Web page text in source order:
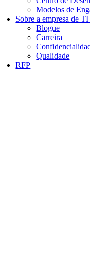
Modelos de
Sobre a empresa de
Blogue
Carreira
Qualidade
RFP